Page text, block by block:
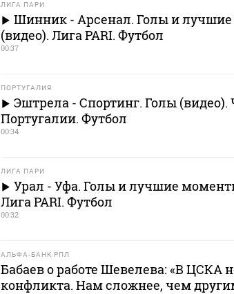
ЛИГА ПАРИ
Шинник - Арсенал. Голы и
(видео). Лига PARI. Футбол
00:37
ПОРТУГАЛИЯ
Эштрела - Спортинг. Голы
Португалии. Футбол
00:34
ЛИГА ПАРИ
Урал - Уфа. Голы и лучшие
Лига PARI. Футбол
00:32
АЛЬФА-БАНК РПЛ
Бабаев о работе Шевелева: «В ЦСКА
конфликта. Нам сложнее, чем